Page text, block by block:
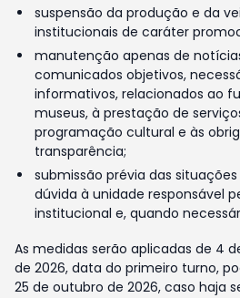
suspensão da produção e da
institucionais de caráter
manutenção apenas de
comunicados objetivos,
informativos, relacionados ao
museus, à prestação de
programação cultural e às
transparência;
submissão prévia das
dúvida à unidade responsável
institucional e, quando
As medidas serão aplicadas de 4
de 2026, data do primeiro turno,
25 de outubro de 2026, caso haja